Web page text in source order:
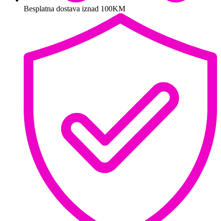
Besplatna dostava iznad 100KM